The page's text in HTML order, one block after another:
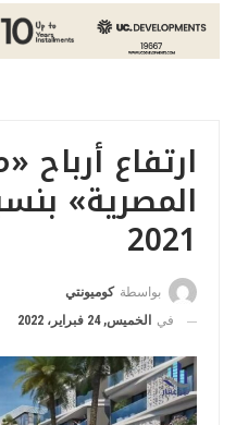
ارتفاع أرباح
2021
بواسطة كوميونتي
في
الخميس, 24 فبراير، 2022